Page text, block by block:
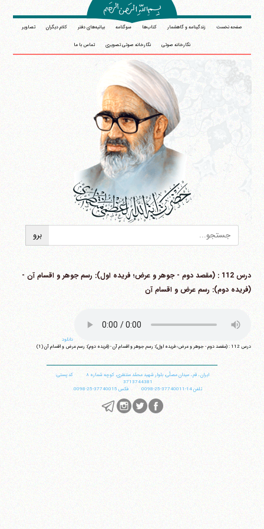
صفحه نخست زندگینامه و گاهشمار کتاب‌ها سوگنامه بیانیه‌های دفتر کلام دیگران تصاویر
نگارخانه صوتی نگارخانه صوتی تصویری تماس با ما
درس 112 : (مقصد دوم - جوهر و عرض؛ فریده اول): رسم جوهر و اقسام آن -
(فریده دوم): رسم عرض و اقسام آن
دانلود
درس 112 : (مقصد دوم - جوهر و عرض؛ فریده اول): رسم جوهر و اقسام آن - (فریده دوم): رسم عرض و اقسام آن (1)
ایران،قم،میدان مصلّی، بلوار شهید محمّد منتظری، كوچه شماره ٨
کد پستی:
3713744381
تلفن14-37740011-25-0098 فکس 37740015-25-0098
آیت‌الله منتظری
وب سایت رسمی آیت‌الله منتظری
قم،میدان مصلّی، بلوار شهید محمّد منتظری، كوچه
شماره ٨ کد پستی: 3713744381
فکس37740015-25-98+